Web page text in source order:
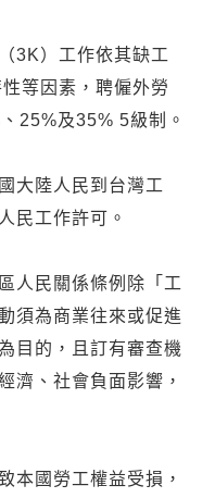
3K）工作依其缺工
等因素，聘僱外勞
25%及35% 5級制。
大陸人民到台灣工
民工作許可。
人民關係條例除「工
須為商業往來或促進
目的，且訂有審查機
濟、社會負面影響，
本國勞工權益受損，